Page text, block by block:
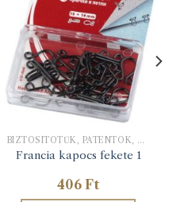
BIZTOSÍTÓTŰK, PATENTOK, KAPCSOK
Francia kapocs fekete 1
406 Ft